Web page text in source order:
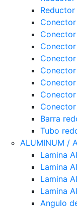
Barra
Tubo
ALUMINUM /
Lamina
Lamina
Lamina
Lamina
Angulo